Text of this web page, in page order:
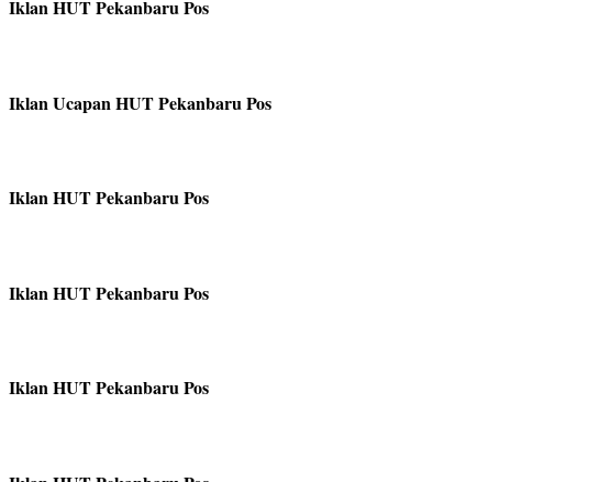
Iklan HUT Pekanbaru Pos
Iklan Ucapan HUT Pekanbaru Pos
Iklan HUT Pekanbaru Pos
Iklan HUT Pekanbaru Pos
Iklan HUT Pekanbaru Pos